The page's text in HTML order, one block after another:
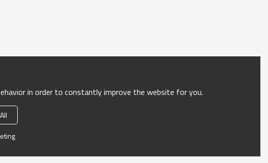
in order to constantly improve the website for you.